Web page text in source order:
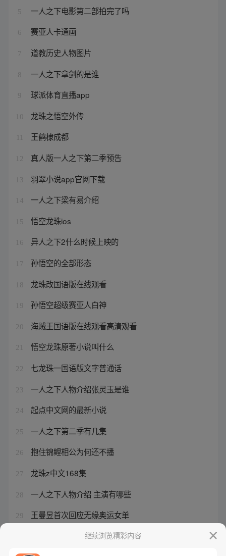
5 一人之下电影第二部拍完了吗
6 赛亚人卡通画
7 道教历史人物图片
8 一人之下拿剑的是谁
9 球派体育直播app
10 龙珠之悟空外传
王鹤棣成都
12 真人版一人之下第二季预告
13 羽翠小说app官网下载
14 一人之下梁有易介绍
15 悟空龙珠ios
16 异人之下2什么时候上映的
17 孙悟空的全部形态
18 龙珠改国语版在线观看
19 孙悟空超级赛亚人白神
20 海贼王国语版在线观看高清观看
21 悟空龙珠原著小说叫什么
22 七龙珠一国语版文字普通话
23 一人之下人物介绍张灵玉是谁
24 起点中文网的最新小说
25 一人之下第二季有几集
26 抱住锦鲤相公为何还不播
27 龙珠z中文168集
28 一人之下人物介绍 主演有哪些
29 王曼昱首次回应无缘奥运女单
继续浏览精彩内容